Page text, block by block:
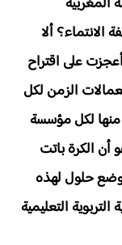
ألا
على اقتراح
الزمن لكل
منها لكل مؤسسة
الكرة باتت
حلول لهذه
التعليمية